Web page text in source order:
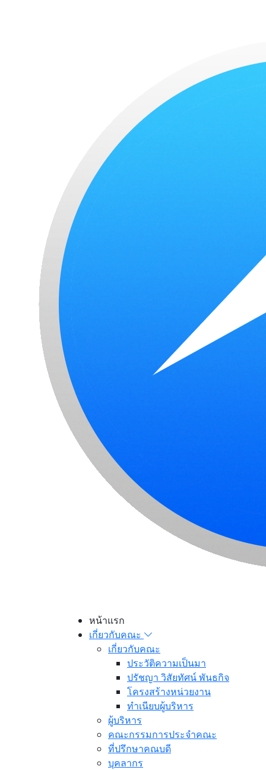
หน้าแรก
เกี่ยวกับคณะ
เกี่ยวกับคณะ
ประวัติความเป็นมา
ปรัชญา วิสัยทัศน์ พันธกิจ
โครงสร้างหน่วยงาน
ทำเนียบผู้บริหาร
ผู้บริหาร
คณะกรรมการประจำคณะ
ที่ปรึกษาคณบดี
บุคลากร